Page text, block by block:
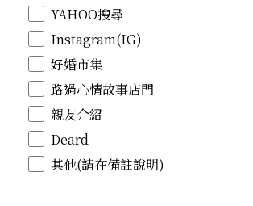
YAHOO搜尋
Instagram(IG)
好婚市集
路過心情故事店門
親友介紹
Deard
其他(請在備註說明)